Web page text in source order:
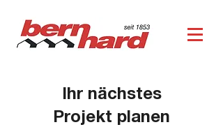
Ihr nächstes
Projekt planen